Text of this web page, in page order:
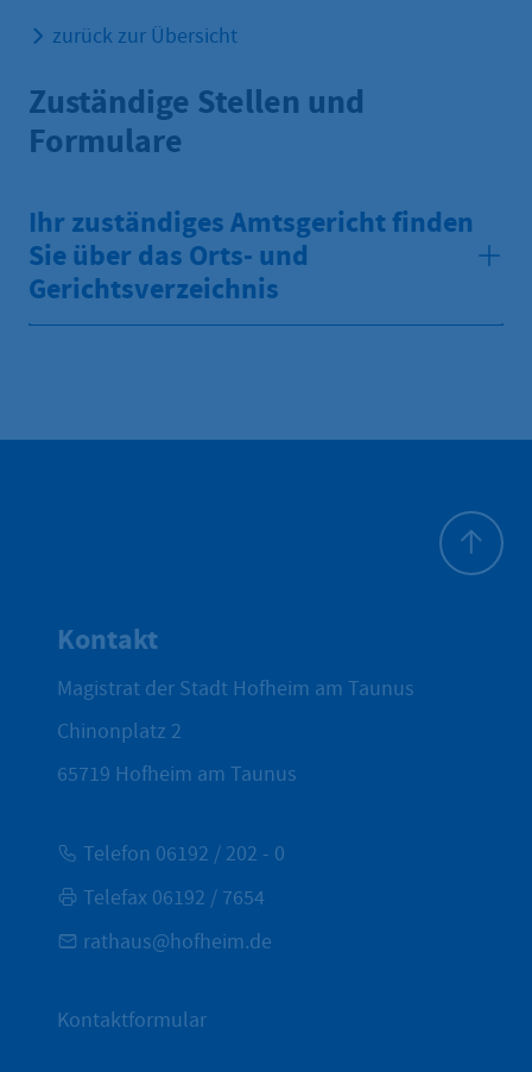
zurück zur Übersicht
Zuständige Stellen und
Formulare
Ihr zuständiges Amtsgericht finden
Sie über das Orts- und
Gerichtsverzeichnis
Kontakt
Magistrat der Stadt Hofheim am Taunus
Chinonplatz 2
65719 Hofheim am Taunus
Telefon 06192 / 202 - 0
Telefax 06192 / 7654
rathaus@hofheim.de
Kontaktformular